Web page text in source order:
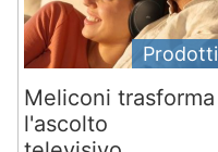
Prodotti
Meliconi trasforma
l'ascolto